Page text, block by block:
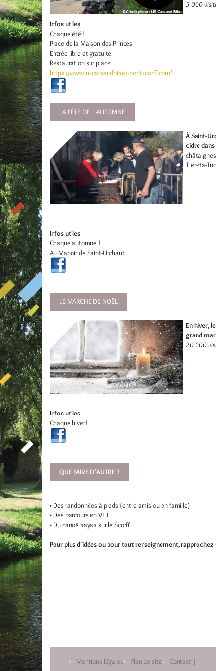
5 000
Infos utiles
Chaque été !
Place de la Maison des Princes
Entrée libre et gratuite
Restauration sur place
https://www.uscarsandbikes-pontscorff.com/
LA FÊTE DE L'AUTOMNE
À Saint-
cidre
Tier-Ha-Tud
Infos utiles
Chaque automne !
Au Manoir de Saint-Urchaut
LE MARCHÉ DE NOËL
En hiver,
grand
20 000
Infos utiles
Chaque hiver!
QUE FAIRE D’AUTRE ?
• Des randonnées à pieds (entre amis ou en famille)
• Des parcours en VTT
• Du canoë kayak sur le Scorff
Pour plus d'idées ou pour tout renseignement,
Mentions légales Plan de site Contact |